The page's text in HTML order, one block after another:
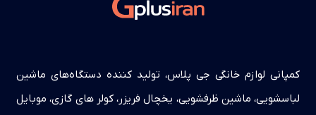
کمپانی لوازم خانگی جی پلاس، تولید کننده دستگاه‌های ماشین
لباسشویی، ماشین ظرفشویی، یخچال فریزر، کولر های گازی، موبایل